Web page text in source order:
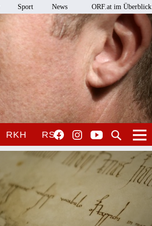
Sport News ORF.at im Überblick
RKH RSO